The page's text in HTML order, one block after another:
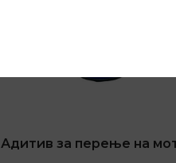
Адитив за перење на